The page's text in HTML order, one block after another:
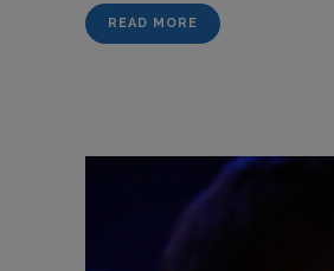
READ MORE